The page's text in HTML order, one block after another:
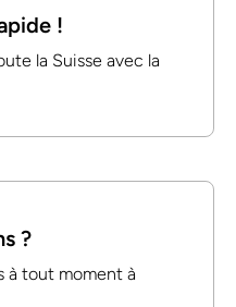
!
la Suisse avec la
?
à tout moment à